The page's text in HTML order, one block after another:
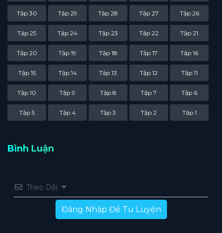
Tập 30 Tập 29 Tập 28 Tập 27 Tập 26
Tập 25 Tập 24 Tập 23 Tập 22 Tập 21
Tập 20 Tập 19 Tập 18 Tập 17 Tập 16
Tập 15 Tập 14 Tập 13 Tập 12 Tập 11
Tập 10 Tập 9 Tập 8 Tập 7 Tập 6
Tập 5 Tập 4 Tập 3 Tập 2 Tập 1
Bình Luận
Theo Dõi
Đăng Nhập Để Tu Luyện